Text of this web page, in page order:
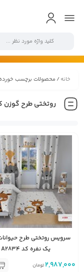
خانه/ محصولات برچسب
روتختی طرح گوزن
سرویس روتختی طرح
یک نفره کد A2834
2,987,000 تومان